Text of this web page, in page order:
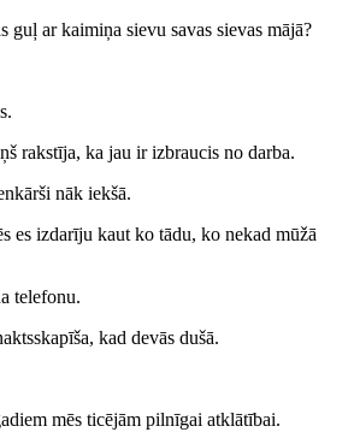
guļ ar kaimiņa sievu savas sievas mājā?
rakstīja, ka jau ir izbraucis no darba.
nāk iekšā.
es izdarīju kaut ko tādu, ko nekad mūžā
telefonu.
kad devās dušā.
mēs ticējām pilnīgai atklātībai.